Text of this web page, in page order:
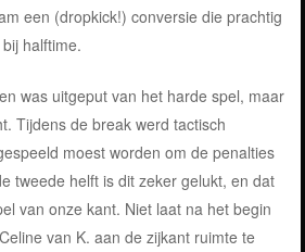
een (dropkick!) conversie die prachtig
halftime.
was uitgeput van het harde spel, maar
Tijdens de break werd tactisch
moest worden om de penalties
tweede helft is dit zeker gelukt, en dat
van onze kant. Niet laat na het begin
van K. aan de zijkant ruimte te